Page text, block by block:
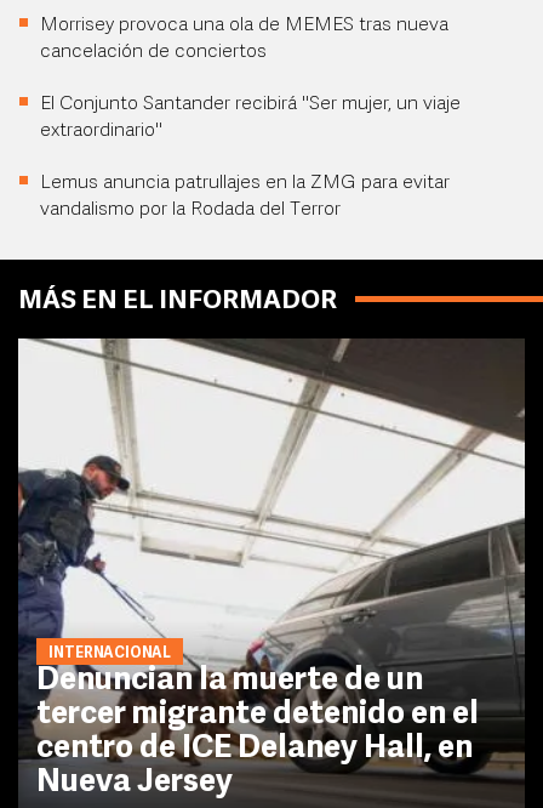
Morrisey provoca una ola de MEMES tras nueva
cancelación de conciertos
El Conjunto Santander recibirá "Ser mujer, un viaje
extraordinario"
Lemus anuncia patrullajes en la ZMG para evitar
vandalismo por la Rodada del Terror
MÁS EN EL INFORMADOR
INTERNACIONAL
Denuncian la muerte de un
tercer migrante detenido en el
centro de ICE Delaney Hall, en
Nueva Jersey